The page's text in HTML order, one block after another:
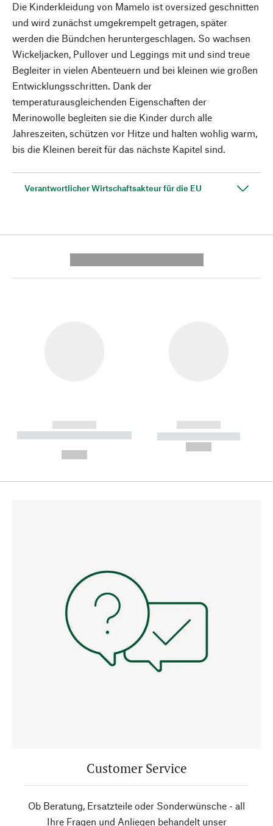
Die Kinderkleidung von Mamelo ist oversized geschnitten
und wird zunächst umgekrempelt getragen, später
werden die Bündchen heruntergeschlagen. So wachsen
Wickeljacken, Pullover und Leggings mit und sind treue
Begleiter in vielen Abenteuern und bei kleinen wie großen
Entwicklungsschritten. Dank der
temperaturausgleichenden Eigenschaften der
Merinowolle begleiten sie die Kinder durch alle
Jahreszeiten, schützen vor Hitze und halten wohlig warm,
bis die Kleinen bereit für das nächste Kapitel sind.
Verantwortlicher Wirtschaftsakteur für die EU
------------
----------- ----------- --------
------------
----------- -----------
Customer Service
Ob Beratung, Ersatzteile oder Sonderwünsche - all
Ihre Fragen und Anliegen behandelt unser